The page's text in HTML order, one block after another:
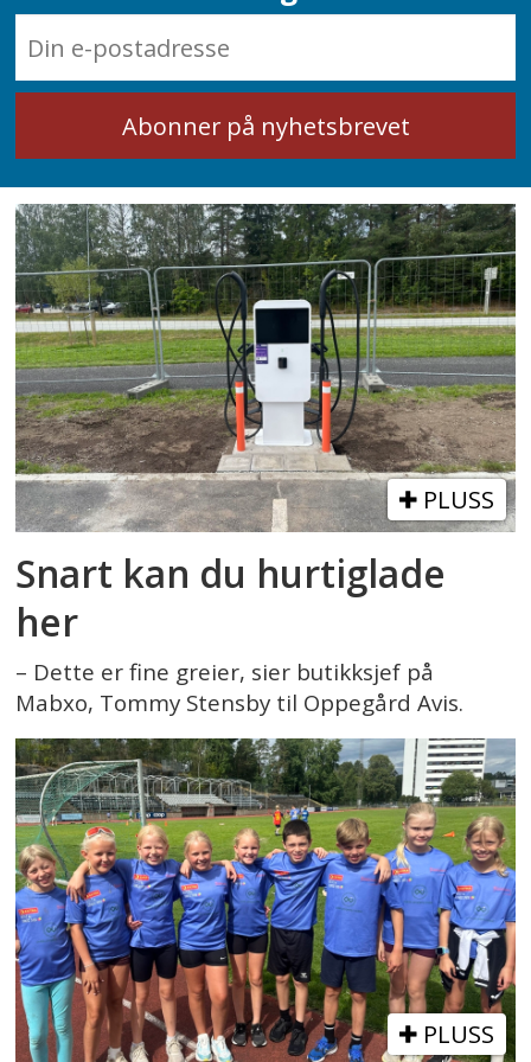
PLUSS
Snart kan du hurtiglade
her
– Dette er fine greier, sier butikksjef på
Mabxo, Tommy Stensby til Oppegård Avis.
PLUSS